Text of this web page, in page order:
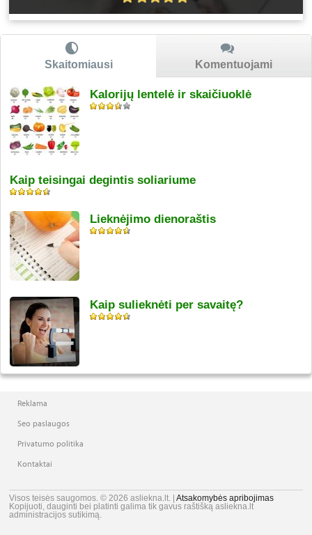
Skaitomiausi Komentuojami
Kalorijų lentelė ir skaičiuoklė
Kaip teisingai degintis soliariume
Lieknėjimo dienoraštis
Kaip sulieknėti per savaitę?
Reklama
Seo paslaugos
Privatumo politika
Kontaktai
Visos teisės saugomos. © 2026 asliekna.lt. |Atsakomybės apribojimas
Kopijuoti, dauginti bei platinti galima tik gavus raštišką asliekna.lt
administracijos sutikimą.